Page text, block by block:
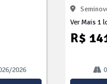
2026
Ver Mais 1
R$